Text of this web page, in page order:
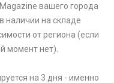
вашего города
наличии на складе
от региона (если
момент нет).
на 3 дня - именно